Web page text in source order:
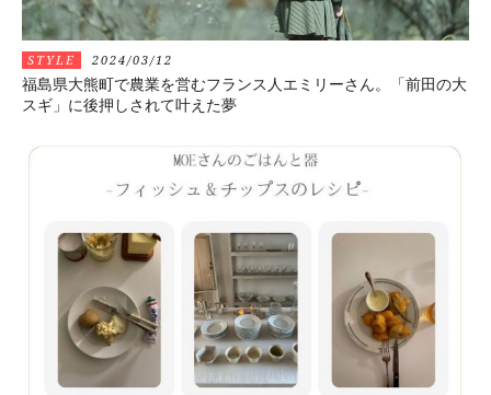
STYLE 2024/03/12
福島県大熊町で農業を営むフランス人エミリーさん。「前田の大
スギ」に後押しされて叶えた夢